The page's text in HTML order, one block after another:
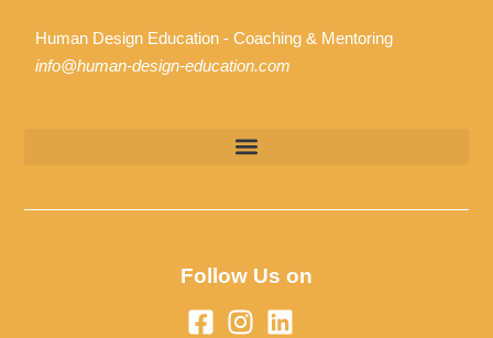
Human Design Education - Coaching & Mentoring
info@human-design-education.com
Follow Us on